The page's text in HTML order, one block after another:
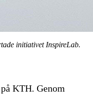
initiativet InspireLab.
KTH. Genom